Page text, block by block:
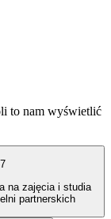
to nam wyświetlić
na zajęcia i studia
partnerskich